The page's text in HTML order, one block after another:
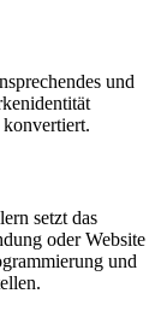
und
setzt das
oder Website
und